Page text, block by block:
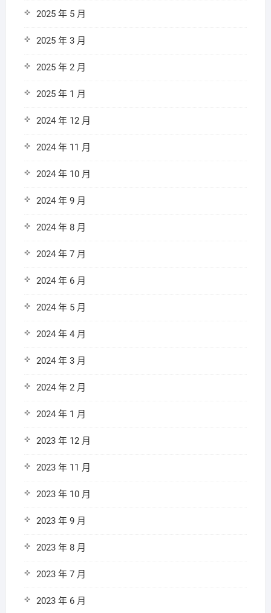
2025 年 5 月
2025 年 3 月
2025 年 2 月
2025 年 1 月
2024 年 12 月
2024 年 11 月
2024 年 10 月
2024 年 9 月
2024 年 8 月
2024 年 7 月
2024 年 6 月
2024 年 5 月
2024 年 4 月
2024 年 3 月
2024 年 2 月
2024 年 1 月
2023 年 12 月
2023 年 11 月
2023 年 10 月
2023 年 9 月
2023 年 8 月
2023 年 7 月
2023 年 6 月